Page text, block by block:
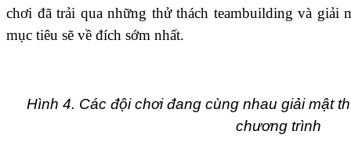
chơi đã trải qua những thử thách teambuilding và giải
mục tiêu sẽ về đích sớm nhất.
Hình 4. Các đội chơi đang cùng nhau giải mật
chương trình